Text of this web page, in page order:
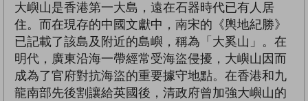
大嶼山是香港第一大島，遠在石器時代已有人居
住。而在現存的中國文獻中，南宋的《輿地紀勝》
已記載了該島及附近的島嶼，稱為「大奚山」。在
明代，廣東沿海一帶經常受海盜侵擾，大嶼山因而
成為了官府對抗海盜的重要據守地點。在香港和九
龍南部先後割讓給英國後，清政府曾加強大嶼山的